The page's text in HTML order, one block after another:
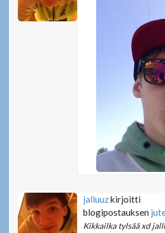
jalluuzkirjoitti
blogipostauksen
Kikkailka tylsää xd